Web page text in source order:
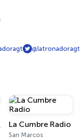
@latronadoragt
La Cumbre Radio
San Marcos